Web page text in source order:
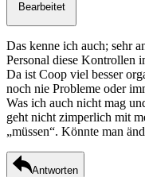
Bearbeitet
Das kenne ich auch; sehr
Personal diese Kontrollen
Da ist Coop viel besser
noch nie Probleme oder
Was ich auch nicht mag
geht nicht zimperlich mit
„müssen“. Könnte man
Antworten